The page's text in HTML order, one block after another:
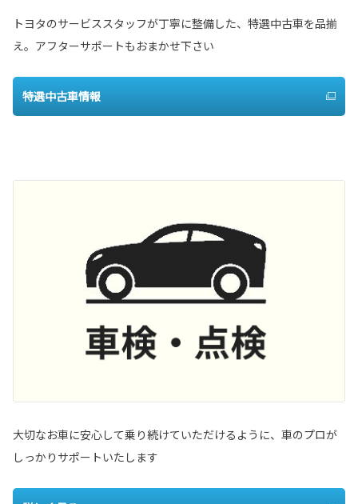
トヨタのサービススタッフが丁寧に整備した、特選中古車を品揃
え。アフターサポートもおまかせ下さい
特選中古車情報
大切なお車に安心して乗り続けていただけるように、車のプロが
しっかりサポートいたします